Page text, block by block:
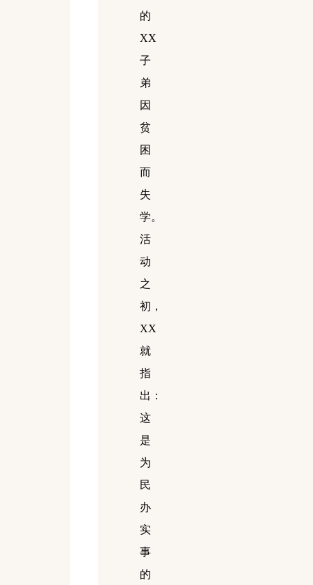
的
XX
子
弟
因
贫
困
而
失
学。
活
动
之
初，
XX
就
指
出：
这
是
为
民
办
实
事
的